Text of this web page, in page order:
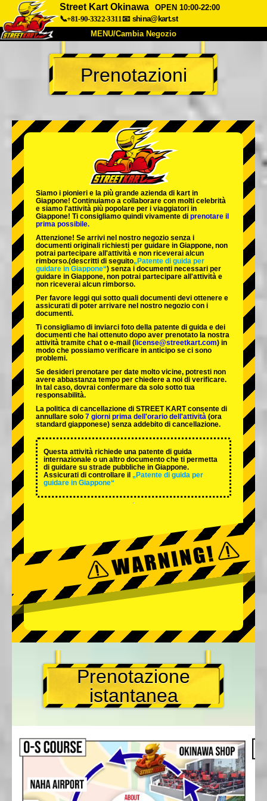
Street Kart Okinawa
OPEN 10:00-22:00
📞+81-90-3322-3311📧 shina@kart.st
MENU/Cambia Negozio
INIZIO
Chi Siamo Specifiche Prezzo
Azienda Prenotazioni
Cambia Negozio
Tokyo Shinagawa Tokyo Akihabara#1
Tokyo Akihabara#2
Tokyo Shibuya Annex Tokyo Bay
Tokyo Asakusa Osaka
Okinawa
Prenotazioni
Siamo i pionieri e la più grande azienda di kart in
Giappone! Continuiamo a collaborare con molti celebrità
e siamo l'attività più popolare per i viaggiatori in
Giappone! Ti consigliamo quindi vivamente di prenotare il
prima possibile.
Attenzione! Se arrivi nel nostro negozio senza i
documenti originali richiesti per guidare in Giappone, non
potrai partecipare all'attività e non riceverai alcun
rimborso.(descritti di seguito„Patente di guida per
guidare in Giappone“) senza i documenti necessari per
guidare in Giappone, non potrai partecipare all'attività e
non riceverai alcun rimborso.
Per favore leggi qui sotto quali documenti devi ottenere e
assicurati di poter arrivare nel nostro negozio con i
documenti.
Ti consigliamo di inviarci foto della patente di guida e dei
documenti che hai ottenuto dopo aver prenotato la nostra
attività tramite chat o e-mail ( license@streetkart.com) in
modo che possiamo verificare in anticipo se ci sono
problemi.
Se desideri prenotare per date molto vicine, potresti non
avere abbastanza tempo per chiedere a noi di verificare.
In tal caso, dovrai confermare da solo sotto tua
responsabilità.
La politica di cancellazione di STREET KART consente di
annullare solo 7 giorni prima dell'orario dell'attività (ora
standard giapponese) senza addebito di cancellazione.
Questa attività richiede una patente di guida
internazionale o un altro documento che ti permetta
di guidare su strade pubbliche in Giappone.
Assicurati di controllare il „Patente di guida per
guidare in Giappone“
Prenotazione
istantanea